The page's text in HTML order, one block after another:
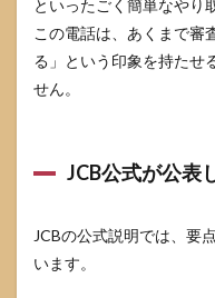
属性
別・
ケー
ス別
の在
性と
4.1
学生
といったごく簡単なやり
この電話は、あくまで審
る」という印象を持たせ
せん。
JCB公式が公表
JCBの公式説明では、要
います。